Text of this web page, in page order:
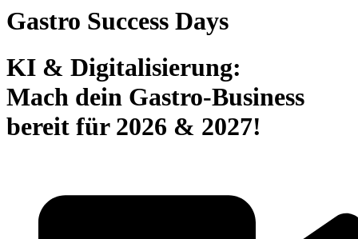
Gastro Success Days
KI & Digitalisierung:
Mach dein Gastro-Business
bereit für 2026 & 2027!